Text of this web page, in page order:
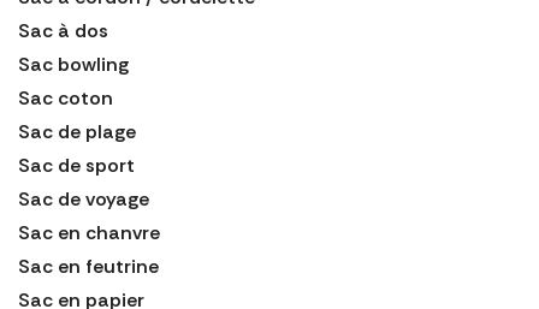
Sac à dos
Sac bowling
Sac coton
Sac de plage
Sac de sport
Sac de voyage
Sac en chanvre
Sac en feutrine
Sac en papier